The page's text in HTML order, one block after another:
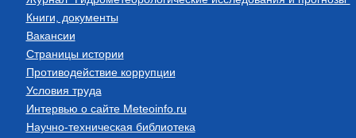
Книги, документы
Вакансии
Страницы истории
Противодействие коррупции
Условия труда
Интервью о сайте Meteoinfo.ru
Научно-техническая библиотека